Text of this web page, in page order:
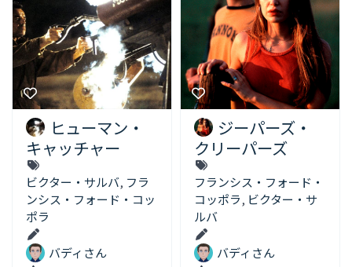
ヒューマン・
キャッチャー
ビクター・サルバ, フラ
ンシス・フォード・コッ
ポラ
バディさん
ジーパーズ・
クリーパーズ
フランシス・フォード・
コッポラ, ビクター・サ
ルバ
バディさん